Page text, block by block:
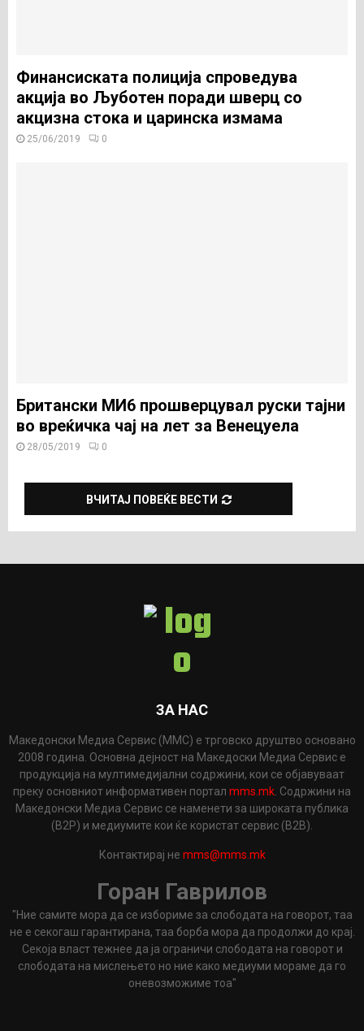
Финансиската полиција спроведува
акција во Љуботен поради шверц со
акцизна стока и царинска измама
25/06/2019 0
Британски МИ6 прошверцувал руски тајни
во вреќичка чај на лет за Венецуела
28/05/2019 0
ВЧИТАЈ ПОВЕЌЕ ВЕСТИ
ЗА НАС
Македонски Медиа Сервис (ММС) е трговско друштво основано
2008 година. Основна дејност на Македоски Медиа Сервис е
продукција на мултимедијални содржини, кои се објавуваат
преку основниот информативен портал mms.mk . Содржини на
Македонски Медиа Сервис се наменети за широката публика
(B2P) и медиумите кои ќе користат сервис (B2B).
Контактирај не mms@mms.mk
Горан Гаврилов
"Ние самите мора да се избориме за слободата на говорот, таа
не е секогаш гарантирана, таа борба мора да продолжи до крај.
Секоја власт тежнее да ја ограничи слободата на говорот и
слободата на мислењето но ние како медиуми мораме да го
оневозможиме тоа"